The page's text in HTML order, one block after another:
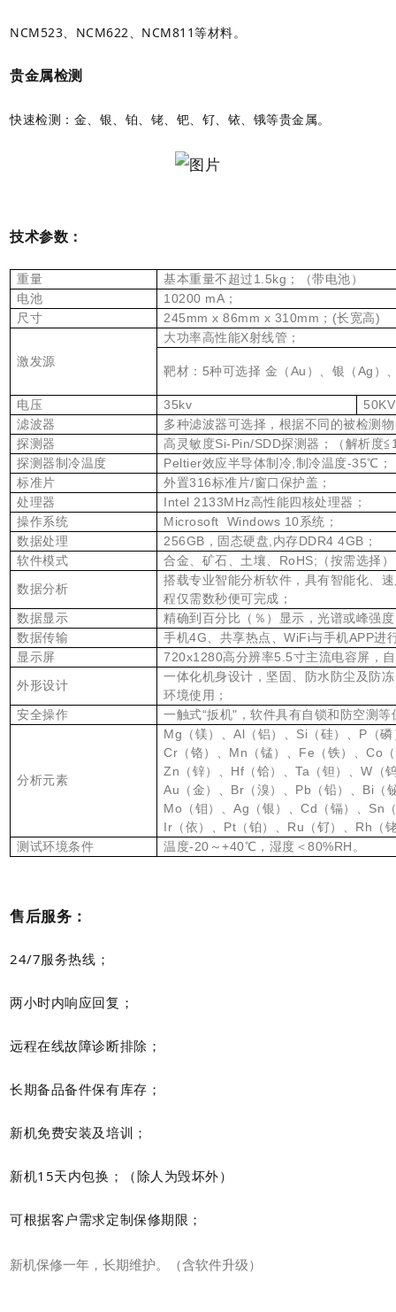
NCM523、NCM622、NCM811等材料。
贵金属检测
快速检测：金、银、铂、铑、钯、钌、铱、锇等贵金属。
技术参数：
重量
基本重量不超过1.5kg；（带电池）
电池
10200 mA；
尺寸
245mm x 86mm x 310mm；(长宽高)
激发源
大功率高性能X射线管；
靶材：5种可选择 金（Au）、银（Ag）
电压 35kv
滤波器
多种滤波器可选择，根据不同的被检测
探测器
高灵敏度Si-Pin/SDD探测器；（解析度
探测器制冷温度
Peltier效应半导体制冷,制冷温度-35℃；
标准片
外置316标准片/窗口保护盖；
处理器
Intel 2133MHz高性能四核处理器；
操作系统
Microsoft Windows 10系统；
数据处理
256GB，固态硬盘,内存DDR4 4GB；
软件模式
合金、矿石、土壤、RoHS;（按需选择）
数据分析
搭载专业智能分析软件，具有智能化、
程仅需数秒便可完成；
数据显示
精确到百分比（％）显示，光谱或峰强
数据传输
手机4G、共享热点、WiFi与手机APP进
显示屏
720x1280高分辨率5.5寸主流电容屏，
外形设计
一体化机身设计，坚固、防水防尘及防
环境使用；
安全操作
一触式“扳机"，软件具有自锁和防空测等
分析元素
Mg（镁）、Al（铝）、Si（硅）、P（
Cr（铬）、Mn（锰）、Fe（铁）、Co
Zn（锌）、Hf（铪）、Ta（钽）、W（
Au（金）、Br（溴）、Pb（铅）、Bi（
Mo（钼）、Ag（银）、Cd（镉）、Sn
Ir（依）、Pt（铂）、Ru（钌）、Rh（
测试环境条件
温度-20～+40℃，湿度＜80%RH。
售后服务：
24/7服务热线；
两小时内响应回复；
远程在线故障诊断排除；
长期备品备件保有库存；
新机免费安装及培训；
新机15天内包换；（除人为毁坏外）
可根据客户需求定制保修期限；
新机保修一年，长期维护。（含软件升级）